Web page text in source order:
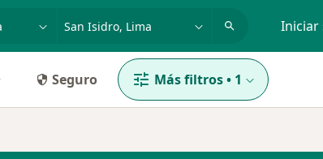
Iniciar
Seguro Más filtros• 1